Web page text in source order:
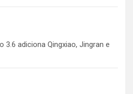
3.6 adiciona Qingxiao, Jingran e